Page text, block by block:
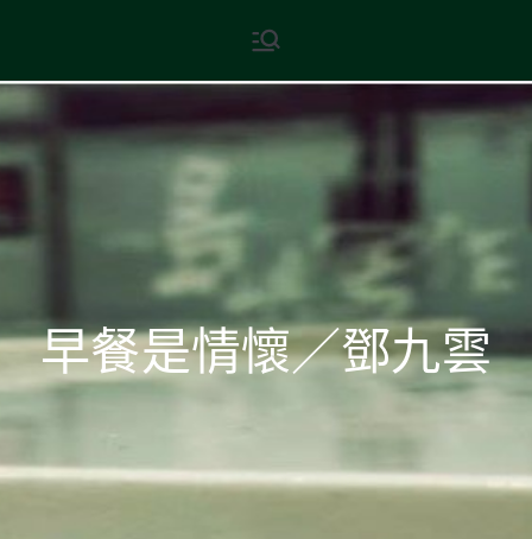
content
現代文學
地球小如鴿卵，/ 我輕輕地將它
早餐是情懷／鄧九雲